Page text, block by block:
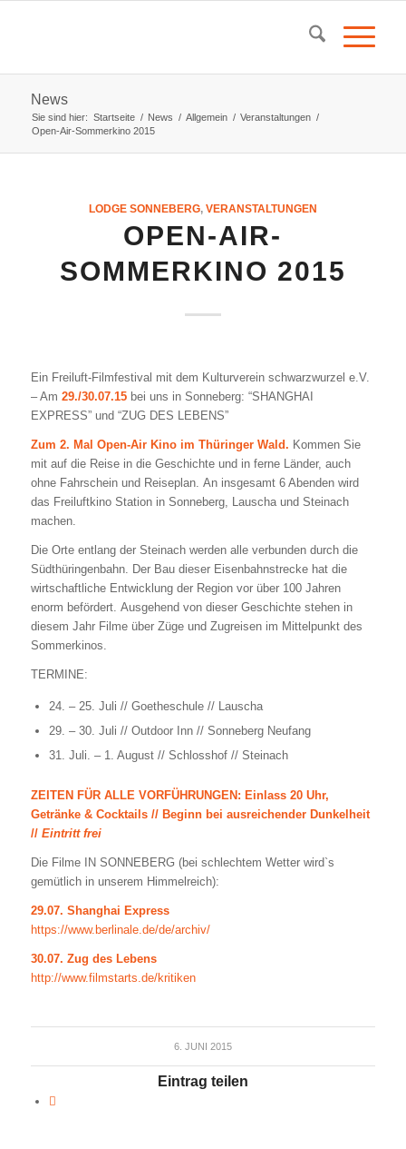
News
Sie sind hier: Startseite / News / Allgemein / Veranstaltungen /
Open-Air-Sommerkino 2015
LODGE SONNEBERG, VERANSTALTUNGEN
OPEN-AIR-
SOMMERKINO 2015
Ein Freiluft-Filmfestival mit dem Kulturverein schwarzwurzel e.V.
– Am 29./30.07.15bei uns in Sonneberg: “SHANGHAI
EXPRESS” und “ZUG DES LEBENS”
Zum 2. Mal Open-Air Kino im Thüringer Wald. Kommen Sie
mit auf die Reise in die Geschichte und in ferne Länder, auch
ohne Fahrschein und Reiseplan. An insgesamt 6 Abenden wird
das Freiluftkino Station in Sonneberg, Lauscha und Steinach
machen.
Die Orte entlang der Steinach werden alle verbunden durch die
Südthüringenbahn. Der Bau dieser Eisenbahnstrecke hat die
wirtschaftliche Entwicklung der Region vor über 100 Jahren
enorm befördert. Ausgehend von dieser Geschichte stehen in
diesem Jahr Filme über Züge und Zugreisen im Mittelpunkt des
Sommerkinos.
TERMINE:
24. – 25. Juli // Goetheschule // Lauscha
29. – 30. Juli // Outdoor Inn // Sonneberg Neufang
31. Juli. – 1. August // Schlosshof // Steinach
ZEITEN FÜR ALLE VORFÜHRUNGEN: Einlass 20 Uhr,
Getränke & Cocktails // Beginn bei ausreichender Dunkelheit
// Eintritt frei
Die Filme IN SONNEBERG (bei schlechtem Wetter wird`s
gemütlich in unserem Himmelreich):
29.07. Shanghai Express
https://www.berlinale.de/de/archiv/
30.07. Zug des Lebens
http://www.filmstarts.de/kritiken
6. JUNI 2015
Eintrag teilen